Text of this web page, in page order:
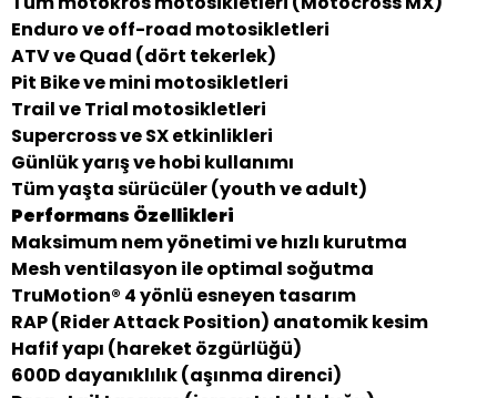
Enduro ve off-road motosikletleri
ATV ve Quad (dört tekerlek)
Pit Bike ve mini motosikletleri
Trail ve Trial motosikletleri
Supercross ve SX etkinlikleri
Günlük yarış ve hobi kullanımı
Tüm yaşta sürücüler (youth ve adult)
Performans Özellikleri
Maksimum nem yönetimi ve hızlı kurutma
Mesh ventilasyon ile optimal soğutma
TruMotion® 4 yönlü esneyen tasarım
RAP (Rider Attack Position) anatomik kesim
Hafif yapı (hareket özgürlüğü)
600D dayanıklılık (aşınma direnci)